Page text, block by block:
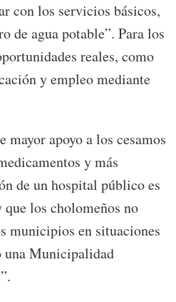
con los servicios básicos,
de agua potable”. Para los
reales, como
y empleo mediante
mayor apoyo a los cesamos
y más
de un hospital público es
que los cholomeños no
municipios en situaciones
una Municipalidad